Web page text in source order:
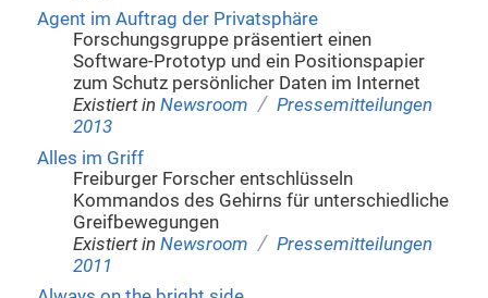
Agent im Auftrag der Privatsphäre
Forschungsgruppe präsentiert einen
Software-Prototyp und ein Positionspapier
zum Schutz persönlicher Daten im Internet
Existiert in Newsroom / Pressemitteilungen
2013
Alles im Griff
Freiburger Forscher entschlüsseln
Kommandos des Gehirns für unterschiedliche
Greifbewegungen
Existiert in Newsroom / Pressemitteilungen
2011